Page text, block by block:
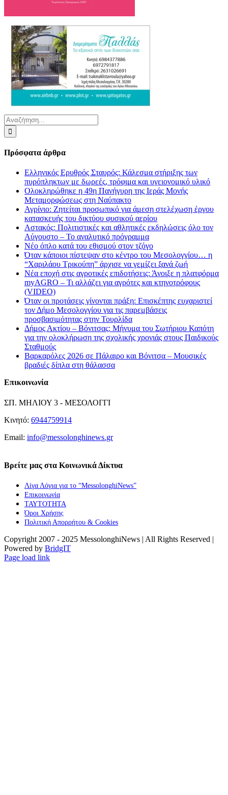
Αναζήτηση
για:
Πρόσφατα άρθρα
Ελληνικός Ερυθρός Σταυρός: Κάλεσμα στήριξης των
πυρόπληκτων με δωρεές, τρόφιμα και υγειονομικό υλικό
Ολοκληρώθηκε η 49η Πανήγυρη της Ιεράς Μονής
Μεταμορφώσεως στη Ναύπακτο
Αγρίνιο: Ζητείται προσωπικό για άμεση στελέχωση έργου
κατασκευής του δικτύου φυσικού αερίου
Αστακός: Πολιτιστικές και αθλητικές εκδηλώσεις όλο τον
Αύγουστο – Το αναλυτικό πρόγραμμα
Νέο όπλο κατά του εθισμού στον τζόγο
Όταν κάποιοι πίστεψαν στο κέντρο του Μεσολογγίου… η
“Χαριλάου Τρικούπη” άρχισε να γεμίζει ξανά ζωή
Νέα εποχή στις αγροτικές επιδοτήσεις: Άνοιξε η πλατφόρμα
myAGRO – Τι αλλάζει για αγρότες και κτηνοτρόφους
(VIDEO)
Όταν οι προτάσεις γίνονται πράξη: Επισκέπτης ευχαριστεί
τον Δήμο Μεσολογγίου για τις παρεμβάσεις
προσβασιμότητας στην Τουρλίδα
Δήμος Ακτίου – Βόνιτσας: Μήνυμα του Σωτήριου Καπότη
για την ολοκλήρωση της σχολικής χρονιάς στους Παιδικούς
Σταθμούς
Βαρκαρόλες 2026 σε Πάλαιρο και Βόνιτσα – Μουσικές
βραδιές δίπλα στη θάλασσα
Επικοινωνία
ΣΠ. ΜΗΛΙΟΥ 3 - ΜΕΣΟΛΟΓΓΙ
Κινητό: 6944759914
Email: info@messolonghinews.gr
Βρείτε μας στα Κοινωνικά Δίκτυα
Λίγα Λόγια για το “MessolonghiNews”
Επικοινωνία
ΤΑΥΤΟΤΗΤΑ
Όροι Χρήσης
Πολιτική Απορρήτου & Cookies
Copyright 2007 - 2025 MessolonghiNews | All Rights Reserved |
Powered by BridgIT
YouTube
Facebook
Instagram
Page load link